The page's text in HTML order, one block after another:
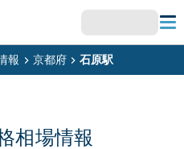
報 京都府 石原駅
相場情報